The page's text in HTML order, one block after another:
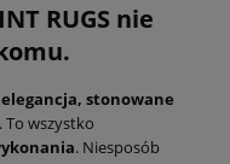
RUGS nie
elegancja, stonowane
. To wszystko
. Niesposób